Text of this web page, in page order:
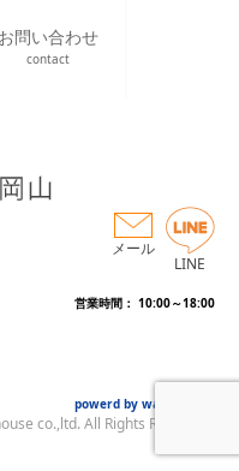
お問い合わせ
contact
営業時間： 10:00～18:00
メール
LINE
powerd by wave house
co.,ltd. All Rights Reserved.